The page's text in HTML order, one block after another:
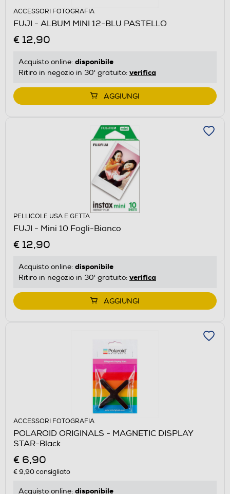
ACCESSORI FOTOGRAFIA
FUJI - ALBUM MINI 12-BLU PASTELLO
€ 12,90
Acquisto online: disponibile
Ritiro in negozio in 30' gratuito: verifica
AGGIUNGI
PELLICOLE USA E GETTA
FUJI - Mini 10 Fogli-Bianco
€ 12,90
Acquisto online: disponibile
Ritiro in negozio in 30' gratuito: verifica
AGGIUNGI
ACCESSORI FOTOGRAFIA
POLAROID ORIGINALS - MAGNETIC DISPLAY
STAR-Black
€ 6,90
€ 9,90consigliato
Acquisto online: disponibile